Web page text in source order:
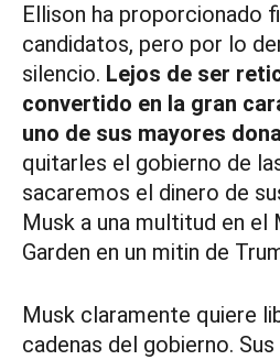
Ellison ha proporcionado
candidatos, pero por lo
silencio. Lejos de ser
convertido en la gran
uno de sus mayores
quitarles el gobierno de
sacaremos el dinero de
Musk a una multitud en el
Garden en un mitin de
Musk claramente quiere
cadenas del gobierno.